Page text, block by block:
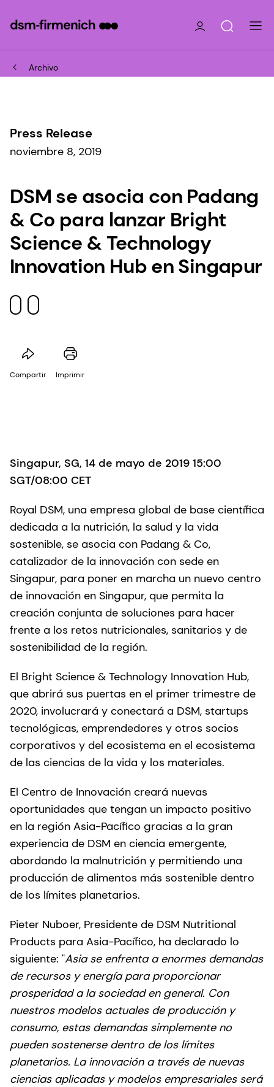
Archivo
Press Release
noviembre 8, 2019
DSM se asocia con Padang
& Co para lanzar Bright
Science & Technology
Innovation Hub en Singapur
Compartir Imprimir
Singapur, SG, 14 de mayo de 2019 15:00
SGT/08:00 CET
Royal DSM, una empresa global de base científica
dedicada a la nutrición, la salud y la vida
sostenible, se asocia con Padang & Co,
catalizador de la innovación con sede en
Singapur, para poner en marcha un nuevo centro
de innovación en Singapur, que permita la
creación conjunta de soluciones para hacer
frente a los retos nutricionales, sanitarios y de
sostenibilidad de la región.
El Bright Science & Technology Innovation Hub,
que abrirá sus puertas en el primer trimestre de
2020, involucrará y conectará a DSM, startups
tecnológicas, emprendedores y otros socios
corporativos y del ecosistema en el ecosistema
de las ciencias de la vida y los materiales.
El Centro de Innovación creará nuevas
oportunidades que tengan un impacto positivo
en la región Asia-Pacífico gracias a la gran
experiencia de DSM en ciencia emergente,
abordando la malnutrición y permitiendo una
producción de alimentos más sostenible dentro
de los límites planetarios.
Pieter Nuboer, Presidente de DSM Nutritional
Products para Asia-Pacífico, ha declarado lo
siguiente: "Asia se enfrenta a enormes demandas
de recursos y energía para proporcionar
prosperidad a la sociedad en general. Con
nuestros modelos actuales de producción y
consumo, estas demandas simplemente no
pueden sostenerse dentro de los límites
planetarios. La innovación a través de nuevas
ciencias aplicadas y modelos empresariales será